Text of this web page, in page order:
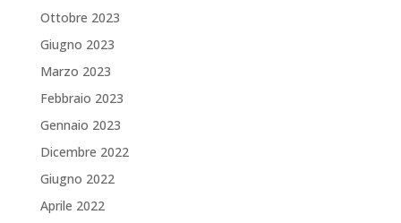
Ottobre 2023
Giugno 2023
Marzo 2023
Febbraio 2023
Gennaio 2023
Dicembre 2022
Giugno 2022
Aprile 2022